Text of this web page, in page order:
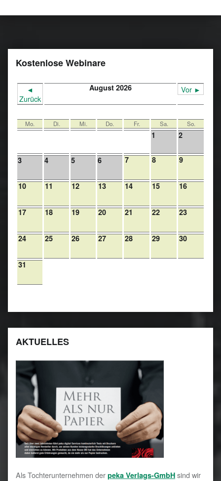
Kostenlose Webinare
◄
Zurück
August 2026 Vor ►
Mo. Di. Mi. Do. Fr. Sa. So.
1 2
3 4 5 6 7 8 9
10 11 12 13 14 15 16
17 18 19 20 21 22 23
24 25 26 27 28 29 30
31
AKTUELLES
Als Tochterunternehmen der peka Verlags-GmbH sind wir